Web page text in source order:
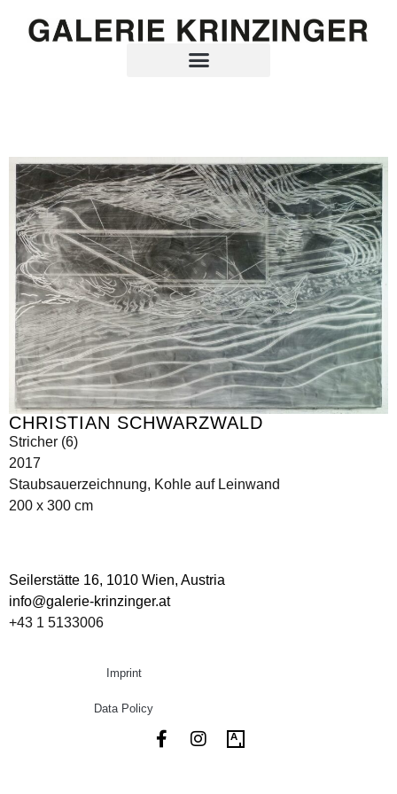
CHRISTIAN SCHWARZWALD
Stricher (6)
2017
Staubsauerzeichnung, Kohle auf Leinwand
200 x 300 cm
Seilerstätte 16, 1010 Wien, Austria
info@galerie-krinzinger.at
+43 1 5133006
Imprint
Data Policy